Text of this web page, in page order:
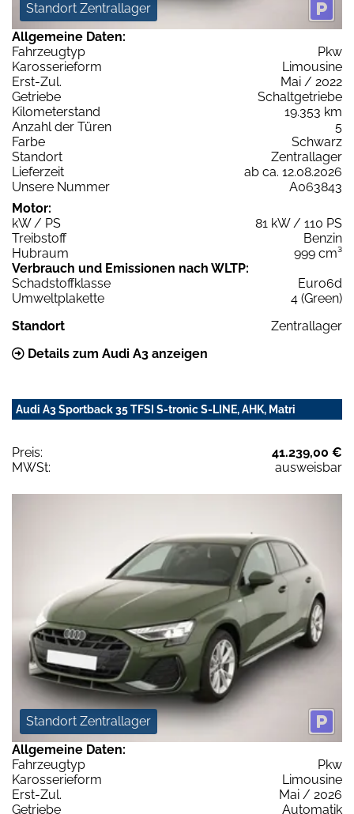
Standort Zentrallager
Allgemeine Daten:
Fahrzeugtyp
Pkw
Karosserieform
Limousine
Erst-Zul.
Mai / 2022
Getriebe
Schaltgetriebe
Kilometerstand
19.353 km
Anzahl der Türen
5
Farbe
Schwarz
Standort
Zentrallager
Lieferzeit
ab ca. 12.08.2026
Unsere Nummer
A063843
Motor:
kW / PS
81 kW / 110 PS
Treibstoff
Benzin
Hubraum
999 cm³
Verbrauch und Emissionen nach WLTP:
Schadstoffklasse
Euro6d
Umweltplakette
4 (Green)
Standort
Zentrallager
Details zum Audi A3 anzeigen
Audi A3 Sportback 35 TFSI S-tronic S-LINE, AHK, Matri
Preis:
41.239,00 €
MWSt:
ausweisbar
Standort Zentrallager
Allgemeine Daten:
Fahrzeugtyp
Pkw
Karosserieform
Limousine
Erst-Zul.
Mai / 2026
Getriebe
Automatik